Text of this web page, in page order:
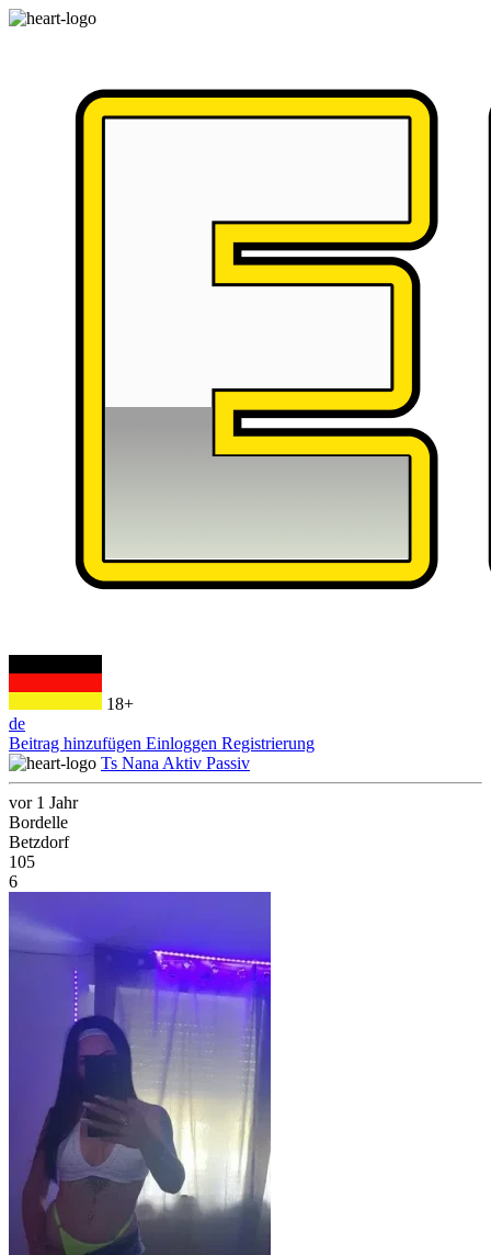
18+
de
Beitrag hinzufügen Einloggen Registrierung
Ts Nana Aktiv Passiv
vor 1 Jahr
Bordelle
Betzdorf
105
6